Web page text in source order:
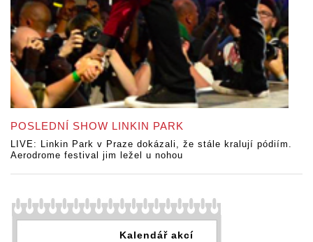
POSLEDNÍ SHOW LINKIN PARK
LIVE: Linkin Park v Praze dokázali, že stále kralují pódiím.
Aerodrome festival jim ležel u nohou
Kalendář akcí